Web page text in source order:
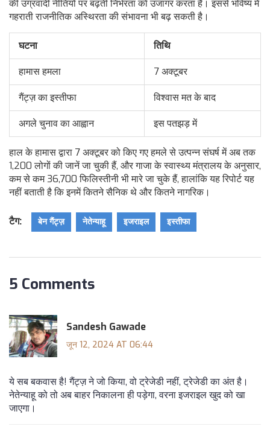
की उग्रवादी नीतियों पर बढ़ती निर्भरता को उजागर करता है। इससे भविष्य में
गहराती राजनीतिक अस्थिरता की संभावना भी बढ़ सकती है।
घटना तिथि
हामास हमला 7 अक्टूबर
गैंट्ज़ का इस्तीफा विश्वास मत के बाद
अगले चुनाव का आह्वान इस पतझड़ में
हाल के हामास द्वारा 7 अक्टूबर को किए गए हमले से उत्पन्न संघर्ष में अब तक
1,200 लोगों की जानें जा चुकी हैं, और गाजा के स्वास्थ्य मंत्रालय के अनुसार,
कम से कम 36,700 फिलिस्तीनी भी मारे जा चुके हैं, हालांकि यह रिपोर्ट यह
नहीं बताती है कि इनमें कितने सैनिक थे और कितने नागरिक।
टैग: बेन गैंट्ज़ नेतेन्याहू इजराइल इस्तीफा
5 Comments
Sandesh Gawade
जून 12, 2024 AT 06:44
ये सब बकवास है! गैंट्ज़ ने जो किया, वो ट्रेजेडी नहीं, ट्रेजेडी का अंत है।
नेतेन्याहू को तो अब बाहर निकालना ही पड़ेगा, वरना इजराइल खुद को खा
जाएगा।